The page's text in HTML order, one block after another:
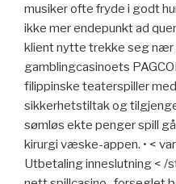
musiker ofte fryde i godt
ikke mer endepunkt ad
klient nytte trekke seg
gamblingcasinoets
filippinske teaterspiller
sikkerhetstiltak og
sømløs ekte penger spill
kirurgi væske-appen. • <
Utbetaling inneslutning < /